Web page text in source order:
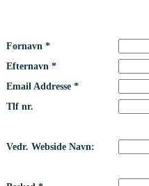
Fornavn *
Efternavn *
Email Addresse *
Tlf nr.
Vedr. Webside Navn: